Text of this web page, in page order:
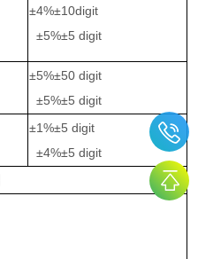
±4%±10digit
±5%±5 digit
±5%±50 digit
±5%±5 digit
±1%±5 digit
±4%±5 digit